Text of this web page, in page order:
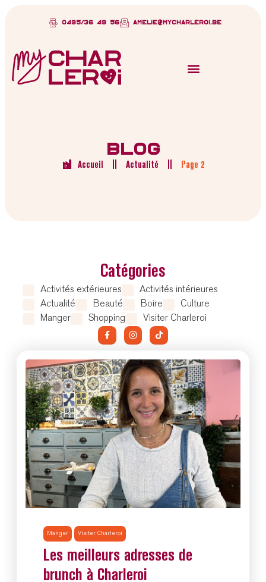
0495/36 49 56 amelie@mycharleroi.be
BLOG
Accueil Actualité Page 2
Catégories
Activités extérieures
Activités intérieures
Actualité
Beauté Boire
Culture
Manger
Shopping Visiter Charleroi
Manger Visiter Charleroi
Les meilleurs adresses de
brunch à Charleroi